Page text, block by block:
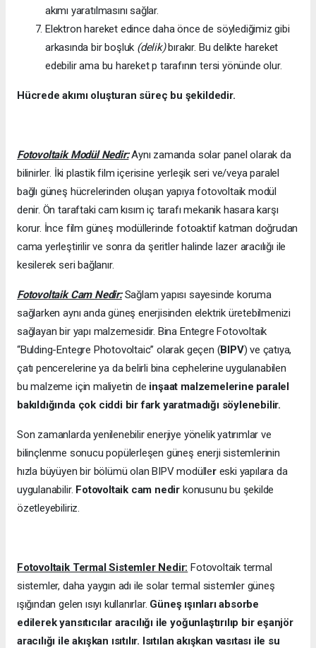
akımı yaratılmasını sağlar.
Elektron hareket edince daha önce de söylediğimiz gibi
arkasında bir boşluk (delik)bırakır. Bu delikte hareket
edebilir ama bu hareket p tarafının tersi yönünde olur.
Hücrede akımı oluşturan süreç bu şekildedir.
Fotovoltaik Modül Nedir:Aynı zamanda solar panel olarak da
bilinirler. İki plastik film içerisine yerleşik seri ve/veya paralel
bağlı güneş hücrelerinden oluşan yapıya fotovoltaik modül
denir. Ön taraftaki cam kısım iç tarafı mekanik hasara karşı
korur. İnce film güneş modüllerinde fotoaktif katman doğrudan
cama yerleştirilir ve sonra da şeritler halinde lazer aracılığı ile
kesilerek seri bağlanır.
Fotovoltaik Cam Nedir:Sağlam yapısı sayesinde koruma
sağlarken aynı anda güneş enerjisinden elektrik üretebilmenizi
sağlayan bir yapı malzemesidir. Bina Entegre Fotovoltaik
“Bulding-Entegre Photovoltaic” olarak geçen (BIPV) ve çatıya,
çatı pencerelerine ya da belirli bina cephelerine uygulanabilen
bu malzeme için maliyetin de inşaat malzemelerine paralel
bakıldığında çok ciddi bir fark yaratmadığı söylenebilir.
Son zamanlarda yenilenebilir enerjiye yönelik yatırımlar ve
bilinçlenme sonucu popülerleşen güneş enerji sistemlerinin
hızla büyüyen bir bölümü olan BIPV modüller eski yapılara da
uygulanabilir. Fotovoltaik cam nedir konusunu bu şekilde
özetleyebiliriz.
Fotovoltaik Termal Sistemler Nedir: Fotovoltaik termal
sistemler, daha yaygın adı ile solar termal sistemler güneş
ışığından gelen ısıyı kullanırlar. Güneş ışınları absorbe
edilerek yansıtıcılar aracılığı ile yoğunlaştırılıp bir eşanjör
aracılığı ile akışkan ısıtılır. Isıtılan akışkan vasıtası ile su